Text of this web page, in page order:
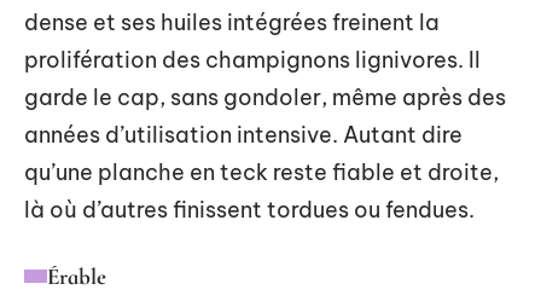
dense et ses huiles intégrées freinent la
prolifération des champignons lignivores. Il
garde le cap, sans gondoler, même après des
années d’utilisation intensive. Autant dire
qu’une planche en teck reste fiable et droite,
là où d’autres finissent tordues ou fendues.
Érable